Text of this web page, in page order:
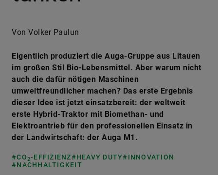
Von Volker Paulun
Eigentlich produziert die Auga-Gruppe aus Litauen
im großen Stil Bio-Lebensmittel. Aber warum nicht
auch die dafür nötigen Maschinen
umweltfreundlicher machen? Das erste Ergebnis
dieser Idee ist jetzt einsatzbereit: der weltweit
erste Hybrid-Traktor mit Biomethan- und
Elektroantrieb für den professionellen Einsatz in
der Landwirtschaft: der Auga M1.
#CO2-EFFIZIENZ#HEAVY DUTY#INNOVATION
#NACHHALTIGKEIT